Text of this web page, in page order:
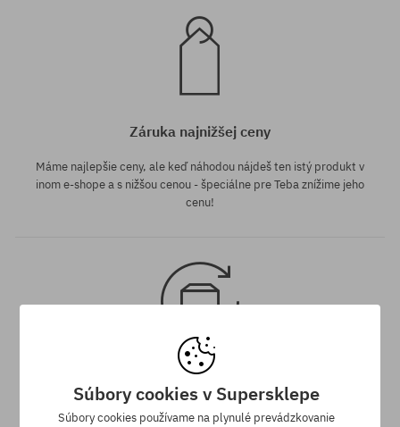
Záruka najnižšej ceny
Máme najlepšie ceny, ale keď náhodou nájdeš ten istý produkt v
inom e-shope a s nižšou cenou - špeciálne pre Teba znížime jeho
cenu!
30 dní na vrátenie tovaru
Na vrátenie produktu máš 30 dní od dňa obdržania zásielky.
Súbory cookies v Supersklepe
Súbory cookies používame na plynulé prevádzkovanie